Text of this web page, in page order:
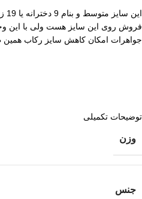
فروش روی این سایز هست ولی با این
جواهرات امکان کاهش سایز رکاب همین
توضیحات تکمیلی
وزن
جنس